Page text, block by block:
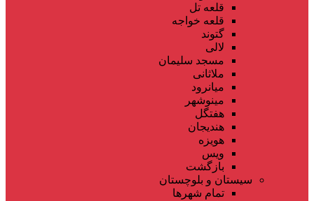
قلعه تل
قلعه خواجه
گتوند
لالی
مسجد سلیمان
ملاثانی
میانرود
مینوشهر
هفتگل
هندیجان
هویزه
ویس
بازگشت
سیستان و بلوچستان
تمام شهر‌ها